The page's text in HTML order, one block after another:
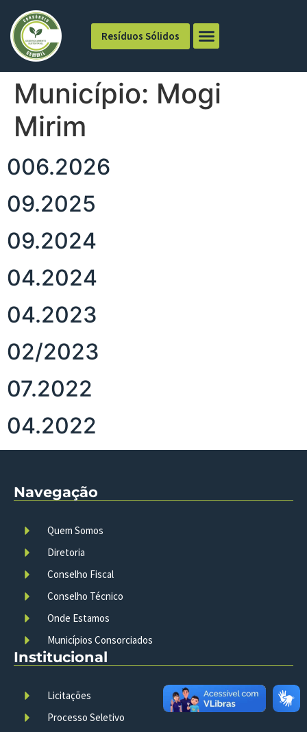
Resíduos Sólidos
Município: Mogi
Mirim
006.2026
09.2025
09.2024
04.2024
04.2023
02/2023
07.2022
04.2022
Navegação
Quem Somos
Diretoria
Conselho Fiscal
Conselho Técnico
Onde Estamos
Municípios Consorciados
Institucional
Licitações
Processo Seletivo